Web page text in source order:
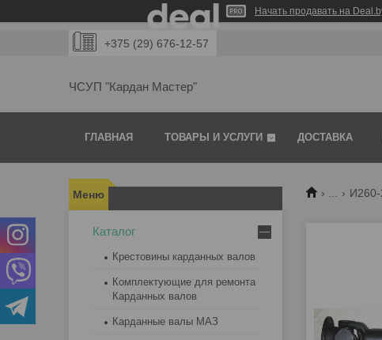
Начать продавать на
+375 (29) 676-12-57
ЧСУП "Кардан Мастер"
ГЛАВНАЯ ТОВАРЫ И УСЛУГИ ДОСТАВКА
... И260-
Каталог
Крестовины карданных валов
Комплектующие для ремонта
Карданных валов
Карданные валы МАЗ